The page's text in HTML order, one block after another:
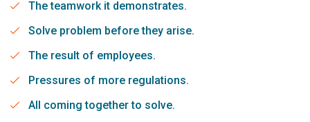
The teamwork it demonstrates.
Solve problem before they arise.
The result of employees.
Pressures of more regulations.
All coming together to solve.